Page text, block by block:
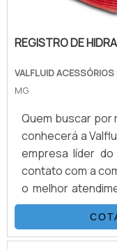
REGISTRO DE
VALFLUID ACESSÓRIOS
MG
Quem buscar por
conhecerá a
empresa líder
contato com a
o melhor
dúvidas, além
preço justo em
procura é por